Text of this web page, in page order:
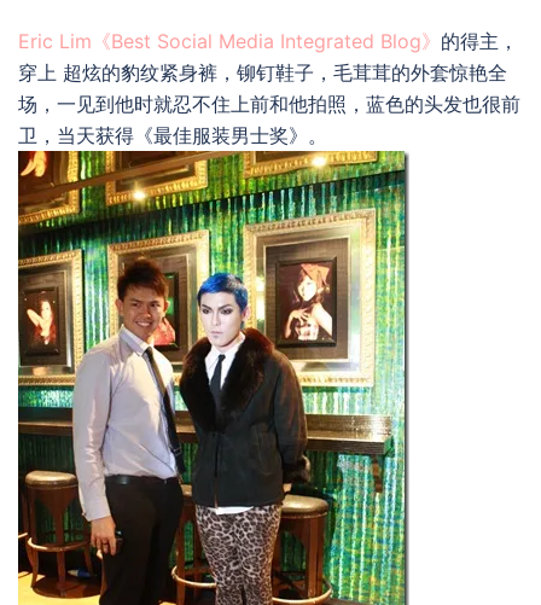
Eric Lim《Best Social Media Integrated Blog》 的得主，
穿上 超炫的豹纹紧身裤，铆钉鞋子，毛茸茸的外套惊艳全
场，一见到他时就忍不住上前和他拍照，蓝色的头发也很前
卫，当天获得《最佳服装男士奖》。